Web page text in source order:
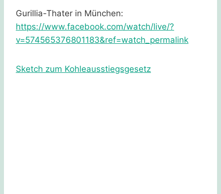
Gurillia-Thater in München:
https://www.facebook.com/watch/live/?
v=574565376801183&ref=watch_permalink
Sketch zum Kohleausstiegsgesetz